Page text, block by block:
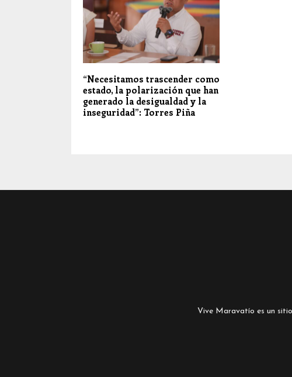
“Necesitamos trascender como
estado, la polarización que han
generado la desigualdad y la
inseguridad”: Torres Piña
Vive Maravatío es un